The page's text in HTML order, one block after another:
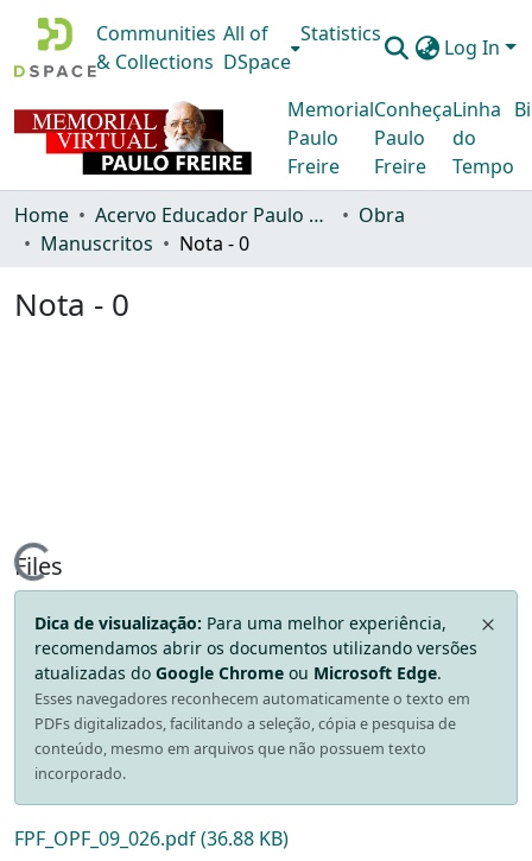
Communities
& Collections
All of
DSpace
Statistics
Log In
Memorial
Paulo
Freire
Conheça
Paulo
Freire
Linha
do
Tempo
Home Acervo Educador Paulo Freire
Obra
Manuscritos
Nota - 0
Nota - 0
Loading...
Files
Dica de visualização: Para uma melhor experiência,
recomendamos abrir os documentos utilizando versões
atualizadas do Google Chrome ou Microsoft Edge.
Esses navegadores reconhecem automaticamente o texto em
PDFs digitalizados, facilitando a seleção, cópia e pesquisa de
conteúdo, mesmo em arquivos que não possuem texto
incorporado.
FPF_OPF_09_026.pdf(36.88 KB)